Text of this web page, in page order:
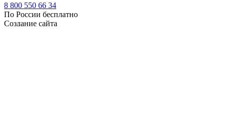
8 800 550 66 34
По России бесплатно
Создание сайта